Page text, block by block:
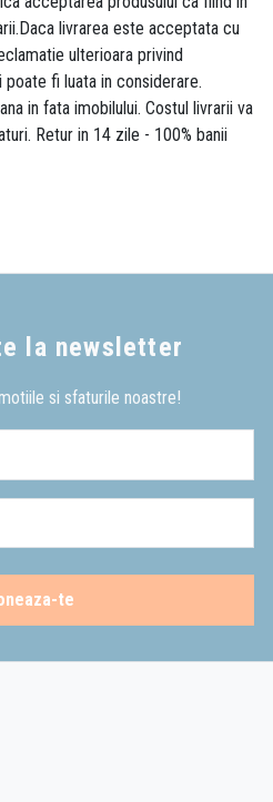
livrarea este acceptata cu
ulterioara privind
fi luata in considerare.
in fata imobilului. Costul livrarii va
Retur in 14 zile - 100% banii
la newsletter
si sfaturile noastre!
te